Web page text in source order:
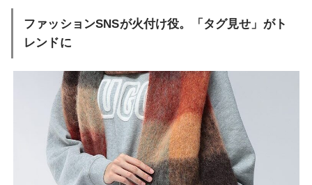
ファッションSNSが火付け役。「タグ見せ」がト
レンドに